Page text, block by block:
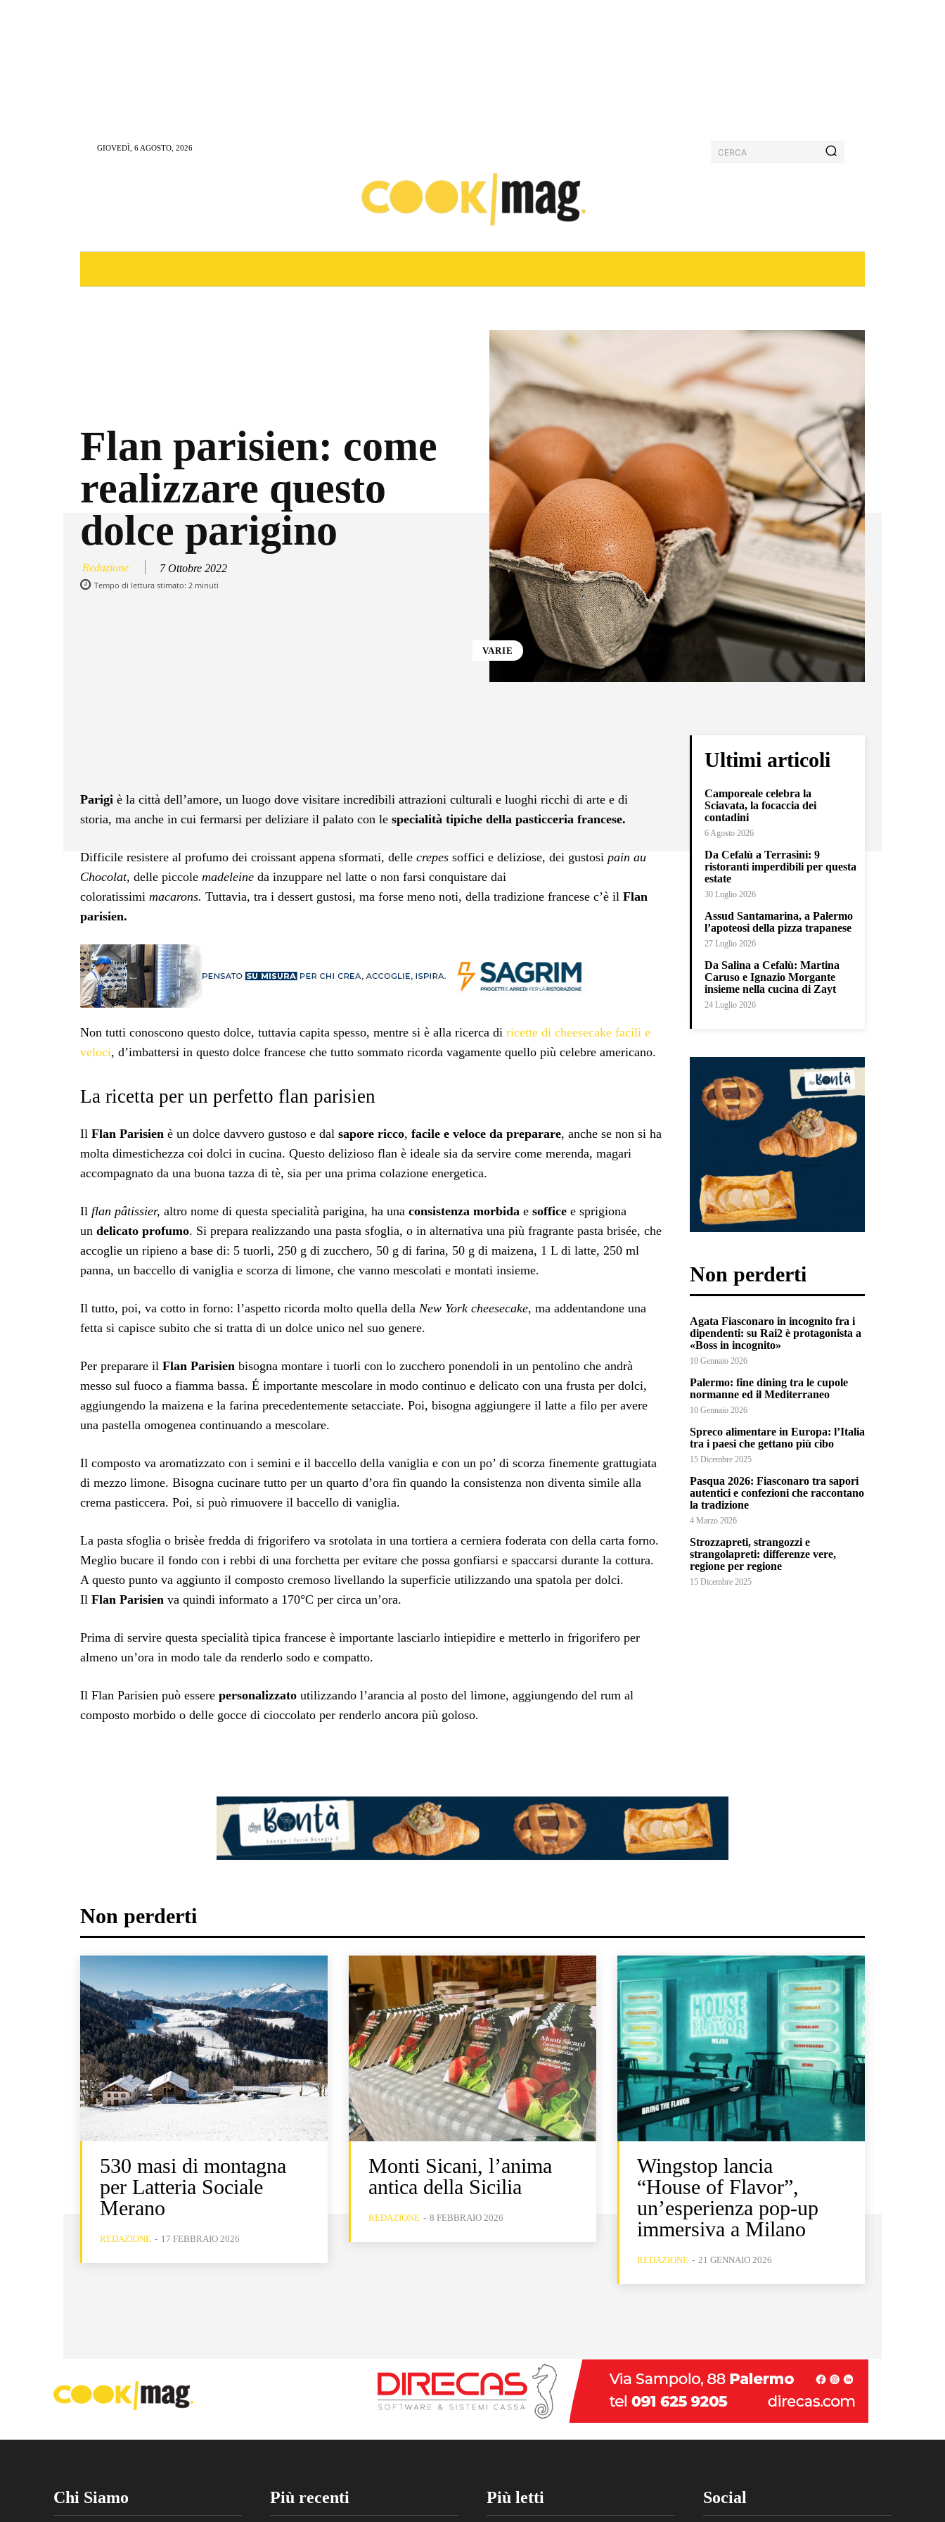
GIOVEDÌ, 6 AGOSTO, 2026 CERCA
Flan parisien: come
realizzare questo
dolce parigino
Redazione 7 Ottobre 2022
Tempo di lettura stimato: 2 minuti
VARIE
Parigi è la città dell’amore, un luogo dove visitare incredibili attrazioni culturali e luoghi ricchi di arte e di
storia, ma anche in cui fermarsi per deliziare il palato con le specialità tipiche della pasticceria francese.
Difficile resistere al profumo dei croissant appena sformati, delle crepes soffici e deliziose, dei gustosi pain au
Chocolat, delle piccole madeleine da inzuppare nel latte o non farsi conquistare dai
coloratissimi macarons. Tuttavia, tra i dessert gustosi, ma forse meno noti, della tradizione francese c’è il Flan
parisien.
Non tutti conoscono questo dolce, tuttavia capita spesso, mentre si è alla ricerca di ricette di cheesecake facili e
veloci, d’imbattersi in questo dolce francese che tutto sommato ricorda vagamente quello più celebre americano.
La ricetta per un perfetto flan parisien
Il Flan Parisien è un dolce davvero gustoso e dal sapore ricco, facile e veloce da preparare, anche se non si ha
molta dimestichezza coi dolci in cucina. Questo delizioso flan è ideale sia da servire come merenda, magari
accompagnato da una buona tazza di tè, sia per una prima colazione energetica.
Il flan pâtissier, altro nome di questa specialità parigina, ha una consistenza morbida e soffice e sprigiona
un delicato profumo. Si prepara realizzando una pasta sfoglia, o in alternativa una più fragrante pasta brisée, che
accoglie un ripieno a base di: 5 tuorli, 250 g di zucchero, 50 g di farina, 50 g di maizena, 1 L di latte, 250 ml
panna, un baccello di vaniglia e scorza di limone, che vanno mescolati e montati insieme.
Il tutto, poi, va cotto in forno: l’aspetto ricorda molto quella della New York cheesecake, ma addentandone una
fetta si capisce subito che si tratta di un dolce unico nel suo genere.
Per preparare il Flan Parisien bisogna montare i tuorli con lo zucchero ponendoli in un pentolino che andrà
messo sul fuoco a fiamma bassa. É importante mescolare in modo continuo e delicato con una frusta per dolci,
aggiungendo la maizena e la farina precedentemente setacciate. Poi, bisogna aggiungere il latte a filo per avere
una pastella omogenea continuando a mescolare.
Il composto va aromatizzato con i semini e il baccello della vaniglia e con un po’ di scorza finemente grattugiata
di mezzo limone. Bisogna cucinare tutto per un quarto d’ora fin quando la consistenza non diventa simile alla
crema pasticcera. Poi, si può rimuovere il baccello di vaniglia.
La pasta sfoglia o brisèe fredda di frigorifero va srotolata in una tortiera a cerniera foderata con della carta forno.
Meglio bucare il fondo con i rebbi di una forchetta per evitare che possa gonfiarsi e spaccarsi durante la cottura.
A questo punto va aggiunto il composto cremoso livellando la superficie utilizzando una spatola per dolci.
Il Flan Parisien va quindi informato a 170°C per circa un’ora.
Prima di servire questa specialità tipica francese è importante lasciarlo intiepidire e metterlo in frigorifero per
almeno un’ora in modo tale da renderlo sodo e compatto.
Il Flan Parisien può essere personalizzato utilizzando l’arancia al posto del limone, aggiungendo del rum al
composto morbido o delle gocce di cioccolato per renderlo ancora più goloso.
Ultimi articoli
Camporeale celebra la
Sciavata, la focaccia dei
contadini
6 Agosto 2026
Da Cefalù a Terrasini: 9
ristoranti imperdibili per questa
estate
30 Luglio 2026
Assud Santamarina, a Palermo
l’apoteosi della pizza trapanese
27 Luglio 2026
Da Salina a Cefalù: Martina
Caruso e Ignazio Morgante
insieme nella cucina di Zayt
24 Luglio 2026
Non perderti
Agata Fiasconaro in incognito fra i
dipendenti: su Rai2 è protagonista a
«Boss in incognito»
10 Gennaio 2026
Palermo: fine dining tra le cupole
normanne ed il Mediterraneo
10 Gennaio 2026
Spreco alimentare in Europa: l’Italia
tra i paesi che gettano più cibo
15 Dicembre 2025
Pasqua 2026: Fiasconaro tra sapori
autentici e confezioni che raccontano
la tradizione
4 Marzo 2026
Strozzapreti, strangozzi e
strangolapreti: differenze vere,
regione per regione
15 Dicembre 2025
Non perderti
530 masi di montagna
per Latteria Sociale
Merano
REDAZIONE - 17 FEBBRAIO 2026
Monti Sicani, l’anima
antica della Sicilia
REDAZIONE - 8 FEBBRAIO 2026
Wingstop lancia
“House of Flavor”,
un’esperienza pop-up
immersiva a Milano
REDAZIONE - 21 GENNAIO 2026
Chi Siamo Più recenti Più letti Social